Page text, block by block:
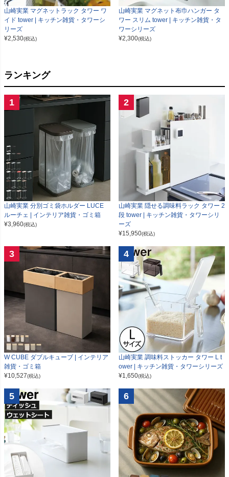
山崎実業 マグネットラック タワー ワ
イド tower | キッチン雑貨・タワーシ
リーズ
¥2,530(税込)
山崎実業 マグネット布巾ハンガー タ
ワー スリム tower | キッチン雑貨・タ
ワーシリーズ
¥2,300(税込)
ランキング
1
山崎実業 分別ゴミ袋ホルダー LUCE
ルーチェ | インテリア雑貨・ゴミ箱
¥3,960(税込)
2
山崎実業 隠せる調味料ラック タワー 2
段 tower | キッチン雑貨・タワーシリ
ーズ
¥15,950(税込)
3
W CUBE ダブルキューブ | インテリア
雑貨・ゴミ箱
¥10,527(税込)
4
山崎実業 調味料ストッカー タワー L t
ower | キッチン雑貨・タワーシリーズ
¥1,650(税込)
5 6